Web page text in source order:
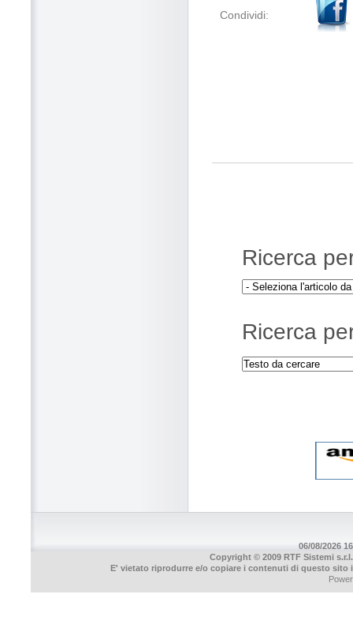
Condividi:
Ricerca
Ricerca
06/08/2026
Copyright © 2009 RTF Sistemi
E' vietato riprodurre e/o copiare i contenuti di questo